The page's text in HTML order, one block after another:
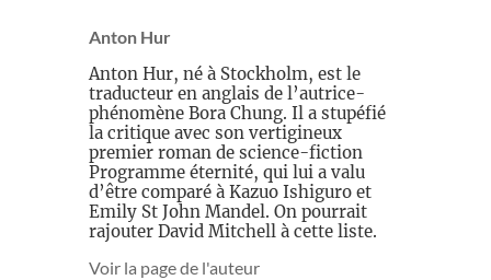
Anton Hur
Anton Hur, né à Stockholm, est le
traducteur en anglais de l’autrice-
phénomène Bora Chung. Il a stupéfié
la critique avec son vertigineux
premier roman de science-fiction
Programme éternité, qui lui a valu
d’être comparé à Kazuo Ishiguro et
Emily St John Mandel. On pourrait
rajouter David Mitchell à cette liste.
Voir la page de l'auteur